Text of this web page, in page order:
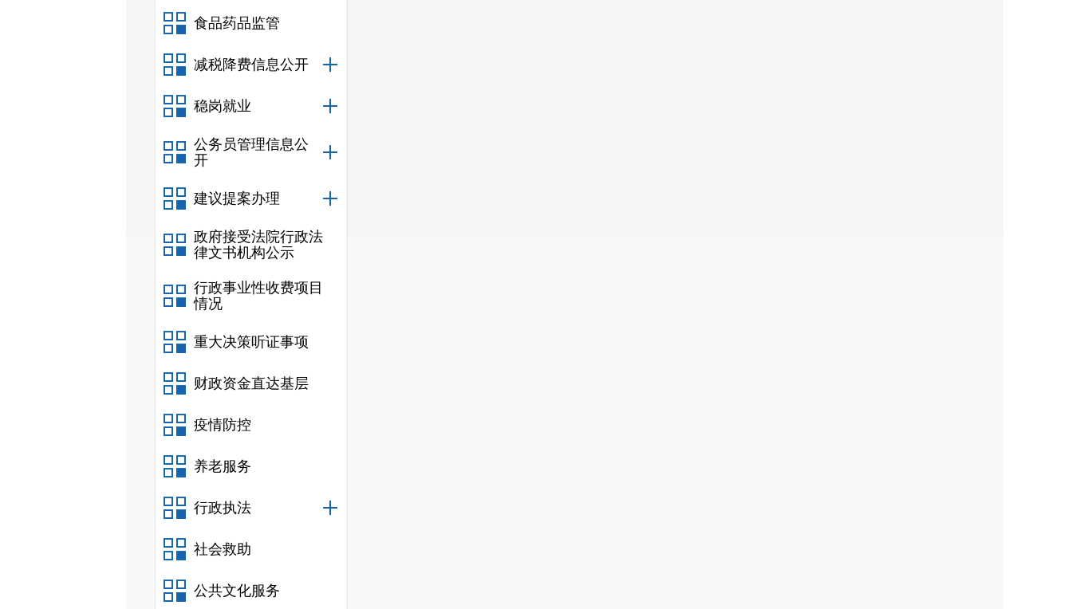
食品药品监管
减税降费信息公开
稳岗就业
公务员管理信息公
开
建议提案办理
政府接受法院行政法
律文书机构公示
行政事业性收费项目
情况
重大决策听证事项
财政资金直达基层
疫情防控
养老服务
行政执法
社会救助
公共文化服务